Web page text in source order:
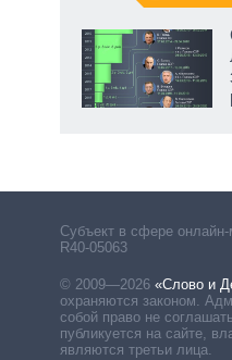
Субъект в сфере
R40-05063
© 2009—2026 «Слово и
охраняются законом.
собой право не
публикуется на сайте,
являются третьи лица.